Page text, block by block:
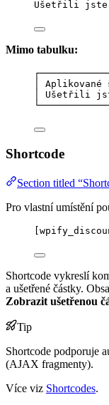
Ušetřili
Mimo tabulku:
│
│ Ušetřili
Shortcode
Section titled
Pro vlastní umístění
Shortcode vykreslí
a ušetřené částky.
Zobrazit ušetřenou
Tip
Shortcode podporuje
(AJAX fragmenty).
Více viz Shortcodes.